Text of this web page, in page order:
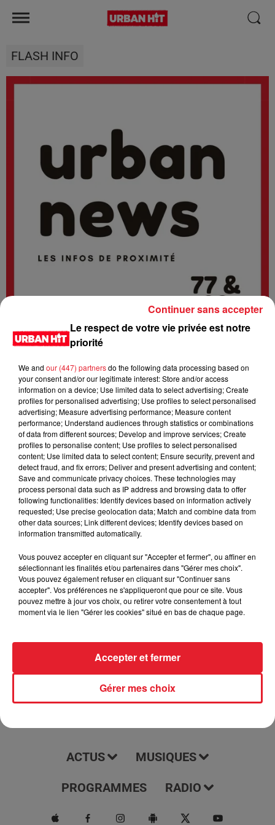
FLASH INFO
0:00 2 min 2 sec
22 novembre 2024 - 2 min 2 sec
URBANNEWS 07H02 du 22.11.2024
Urban News est un podcast d'actualités qui vous tient
informé de tout ce qui se passe dans les départements 77 et
93. Il est disponible en direct sur la radio Urban hit et en
podcast tous les jours à 7h15. Il vous offre une couverture
complète et à jour des dernières nouvelles, des événements
et des tendances de ces régions. Écoutez-le pour rester
informé et être au courant de tout ce qui se passe dans votre
région.
ACTUS MUSIQUES
PROGRAMMES RADIO
Le respect de votre vie privée est notre
priorité
We and our (447) partnersdo the following data processing based on
your consent and/or our legitimate interest: Store and/or access
information on a device; Use limited data to select advertising; Create
profiles for personalised advertising; Use profiles to select personalised
advertising; Measure advertising performance; Measure content
performance; Understand audiences through statistics or combinations
of data from different sources; Develop and improve services; Create
profiles to personalise content; Use profiles to select personalised
content; Use limited data to select content; Ensure security, prevent and
detect fraud, and fix errors; Deliver and present advertising and content;
Save and communicate privacy choices. These technologies may
process personal data such as IP address and browsing data to offer
following functionalities: Identify devices based on information actively
requested; Use precise geolocation data; Match and combine data from
other data sources; Link different devices; Identify devices based on
information transmitted automatically.
Vous pouvez accepter en cliquant sur "Accepter et fermer", ou affiner en
sélectionnant les finalités et/ou partenaires dans "Gérer mes choix".
Vous pouvez également refuser en cliquant sur "Continuer sans
accepter". Vos préférences ne s'appliqueront que pour ce site. Vous
pouvez mettre à jour vos choix, ou retirer votre consentement à tout
moment via le lien "Gérer les cookies" situé en bas de chaque page.
Gérer mes choix
Accepter et fermer
Continuer sans accepter